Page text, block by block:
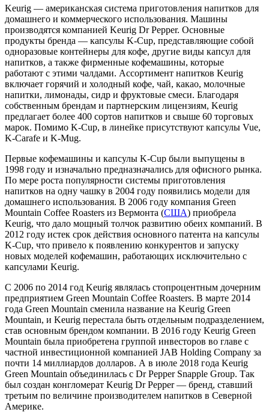
Keurig — американская система приготовления напитков для
домашнего и коммерческого использования. Машины
производятся компанией Keurig Dr Pepper. Основные
продукты бренда — капсулы K-Cup, представляющие собой
одноразовые контейнеры для кофе, другие виды капсул для
напитков, а также фирменные кофемашины, которые
работают с этими чалдами. Ассортимент напитков Keurig
включает горячий и холодный кофе, чай, какао, молочные
напитки, лимонады, сидр и фруктовые смеси. Благодаря
собственным брендам и партнерским лицензиям, Keurig
предлагает более 400 сортов напитков и свыше 60 торговых
марок. Помимо K-Cup, в линейке присутствуют капсулы Vue,
K-Carafe и K-Mug.
Первые кофемашины и капсулы K-Cup были выпущены в
1998 году и изначально предназначались для офисного рынка.
По мере роста популярности системы приготовления
напитков на одну чашку в 2004 году появились модели для
домашнего использования. В 2006 году компания Green
Mountain Coffee Roasters из Вермонта (США) приобрела
Keurig, что дало мощный толчок развитию обеих компаний. В
2012 году истек срок действия основного патента на капсулы
K-Cup, что привело к появлению конкурентов и запуску
новых моделей кофемашин, работающих исключительно с
капсулами Keurig.
С 2006 по 2014 год Keurig являлась стопроцентным дочерним
предприятием Green Mountain Coffee Roasters. В марте 2014
года Green Mountain сменила название на Keurig Green
Mountain, и Keurig перестала быть отдельным подразделением,
став основным брендом компании. В 2016 году Keurig Green
Mountain была приобретена группой инвесторов во главе с
частной инвестиционной компанией JAB Holding Company за
почти 14 миллиардов долларов. А в июле 2018 года Keurig
Green Mountain объединилась с Dr Pepper Snapple Group. Так
был создан конгломерат Keurig Dr Pepper — бренд, ставший
третьим по величине производителем напитков в Северной
Америке.